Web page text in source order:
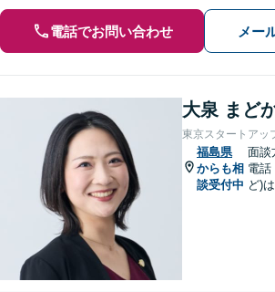
電話でお問い合わせ メー
大泉 まど
東京スタートアッ
福島県
からも相
談受付中
面談
電話
ど)